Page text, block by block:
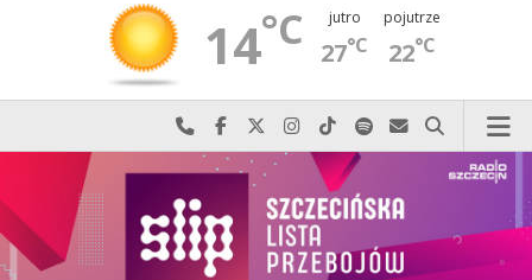
14°C jutro
27°C
pojutrze
22°C
Najlepiej po prostu do nas zadzwoń
Odwiedź nas na Facebook-u
Odwiedź nas na X
Odwiedź nas na Instagram-ie
Odwiedź nas na TikTok-u
Szukaj nas na Spotify
Wyślij do nas
Szukaj